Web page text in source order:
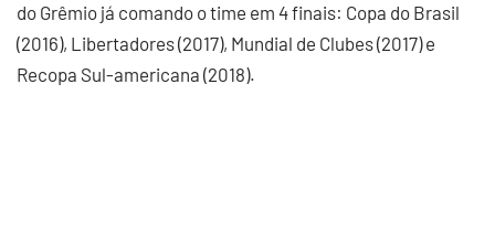
do Grêmio já comando o time em 4 finais: Copa do Brasil
(2016), Libertadores (2017), Mundial de Clubes (2017) e
Recopa Sul-americana (2018).